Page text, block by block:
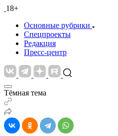
18+
Основные рубрики
Спецпроекты
Редакция
Пресс-центр
Тёмная тема